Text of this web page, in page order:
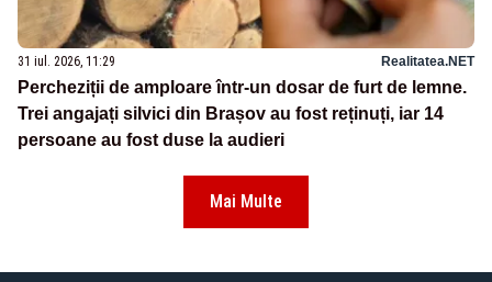
31 iul. 2026, 11:29 Realitatea.NET
Percheziții de amploare într-un dosar de furt de lemne.
Trei angajați silvici din Brașov au fost reținuți, iar 14
persoane au fost duse la audieri
Mai Multe